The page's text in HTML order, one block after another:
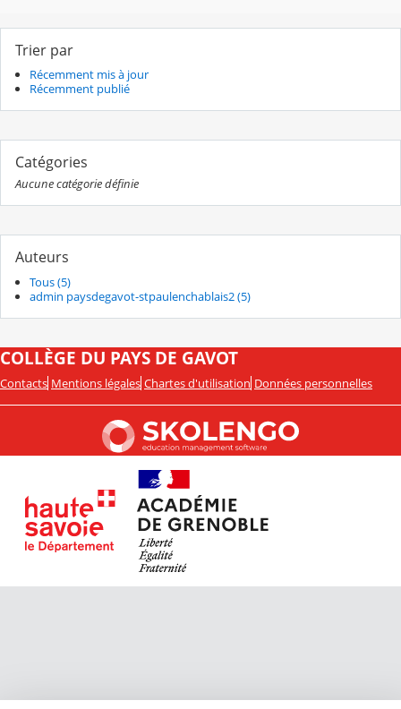
Trier par
Récemment mis à jour
Récemment publié
Catégories
Aucune catégorie définie
Auteurs
Tous (5)
admin paysdegavot-stpaulenchablais2 (5)
COLLÈGE DU PAYS DE GAVOT
Contacts Mentions légales Chartes d'utilisation Données personnelles